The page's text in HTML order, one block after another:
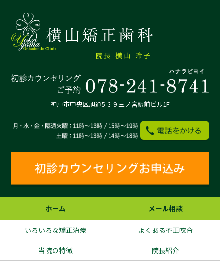
神戸市中央区旭通5-3-9 三ノ宮駅前ビル1F
ホーム メール相談
いろいろな矯正治療 よくある不正咬合
当院の特徴 院長紹介